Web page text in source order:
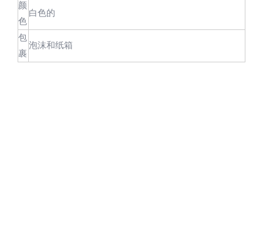
颜
色
白色的
包
裹
泡沫和纸箱